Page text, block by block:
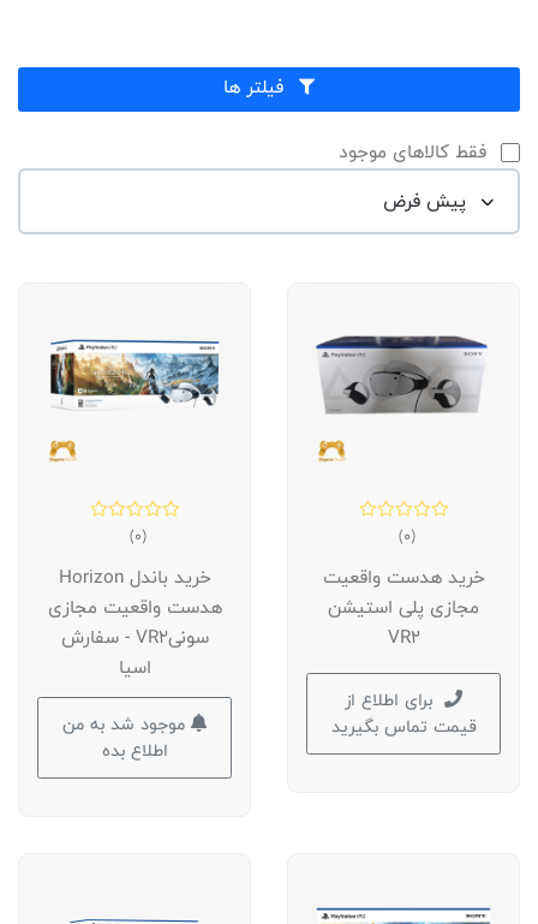
فیلتر ها
فقط کالاهای موجود
(0)
خرید هدست واقعیت
مجازی پلی استیشن
VR2
برای اطلاع از
قیمت تماس بگیرید
(0)
خرید باندل Horizon
هدست واقعیت مجازی
سونیVR2 - سفارش
اسیا
موجود شد به من
اطلاع بده